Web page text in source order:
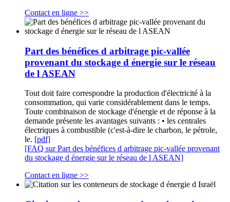
Contact en ligne >>
Part des bénéfices d arbitrage pic-vallée
provenant du stockage d énergie sur le réseau
de l ASEAN
Tout doit faire correspondre la production d'électricité à la
consommation, qui varie considérablement dans le temps.
Toute combinaison de stockage d'énergie et de réponse à la
demande présente les avantages suivants : • les centrales
électriques à combustible (c'est-à-dire le charbon, le pétrole,
le. [pdf]
[FAQ sur Part des bénéfices d arbitrage pic-vallée provenant
du stockage d énergie sur le réseau de l ASEAN]
Contact en ligne >>